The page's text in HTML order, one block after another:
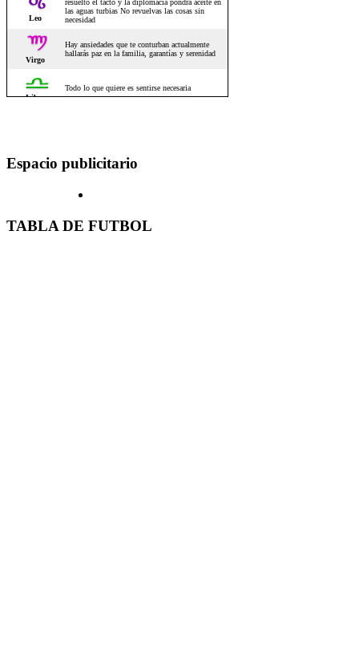
Espacio publicitario
TABLA DE FUTBOL